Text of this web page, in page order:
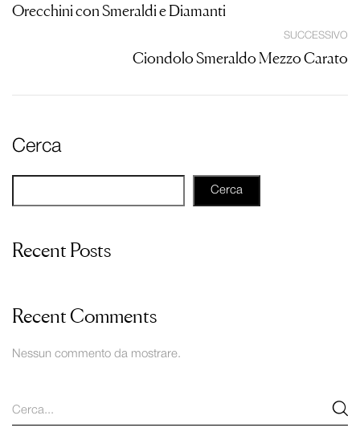
Cerca
Cerca
Recent Posts
Recent Comments
Nessun commento da mostrare.
Orecchini con Smeraldi e Diamanti
SUCCESSIVO
Ciondolo Smeraldo Mezzo Carato